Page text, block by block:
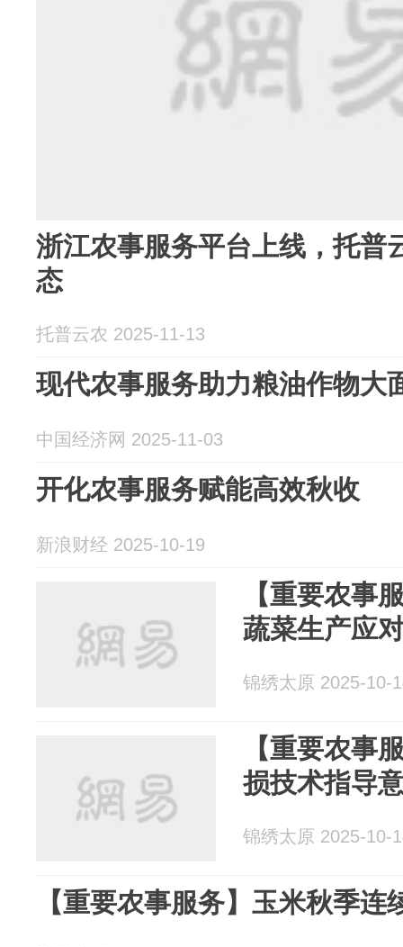
浙江农事服务平台上线，托普
态
托普云农 2025-11-13
现代农事服务助力粮油作物大
中国经济网 2025-11-03
开化农事服务赋能高效秋收
新浪财经 2025-10-19
【重要农事
蔬菜生产应
锦绣太原 2025-10-
【重要农事
损技术指导
锦绣太原 2025-10-
【重要农事服务】玉米秋季